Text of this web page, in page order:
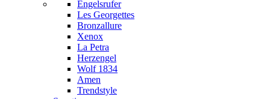
Engelsrufer
Les Georgettes
Bronzallure
Xenox
La Petra
Herzengel
Wolf 1834
Amen
Trendstyle